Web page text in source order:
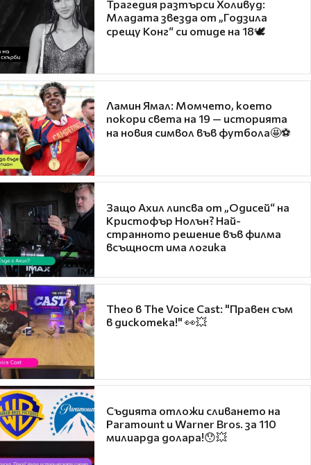
Трагедия разтърси Холивуд:
Младата звезда от „Годзила
срещу Конг“ си отиде на 18🕊️
Ламин Ямал: Момчето, което
покори света на 19 — историята
на новия символ във футбола🤩⚽
Защо Ахил липсва от „Одисей“ на
Кристофър Нолън? Най-
странното решение във филма
всъщност има логика
Theo в The Voice Cast: "Правен съм
в дискотека!" 👀💥
Съдията отложи сливането на
Paramount и Warner Bros. за 110
милиарда долара!😯💥